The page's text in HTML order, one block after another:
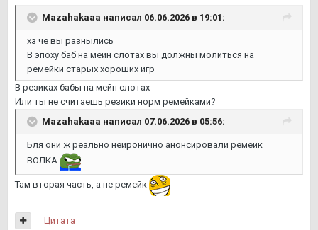
Mazahakaaa написал 06.06.2026 в 19:01:
хз че вы разнылись
В эпоху баб на мейн слотах вы должны молиться на
ремейки старых хороших игр
В резиках бабы на мейн слотах
Или ты не считаешь резики норм ремейками?
Mazahakaaa написал 07.06.2026 в 05:56:
Бля они ж реально неиронично анонсировали ремейк
ВОЛКА
Там вторая часть, а не ремейк
Цитата